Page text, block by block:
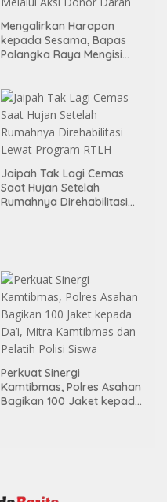
Mengalirkan Harapan
kepada Sesama, Bapas
Palangka Raya Mengisi
Jaipah Tak Lagi Cemas
Saat Hujan Setelah
Rumahnya Direhabilitasi
Perkuat Sinergi
Kamtibmas, Polres Asahan
Bagikan 100 Jaket kepada